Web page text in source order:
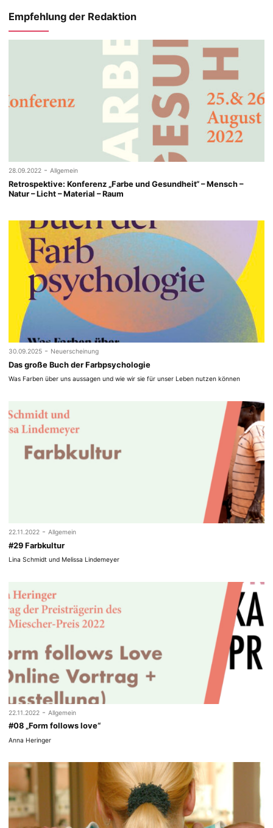
Empfehlung der Redaktion
28.09.2022 - Allgemein
Retrospektive: Konferenz „Farbe und Gesundheit“ – Mensch –
Natur – Licht – Material – Raum
30.09.2025 - Neuerscheinung
Das große Buch der Farbpsychologie
Was Farben über uns aussagen und wie wir sie für unser Leben nutzen können
22.11.2022 - Allgemein
#29 Farbkultur
Lina Schmidt und Melissa Lindemeyer
22.11.2022 - Allgemein
#08 „Form follows love“
Anna Heringer